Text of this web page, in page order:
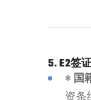
5. E2签
•国